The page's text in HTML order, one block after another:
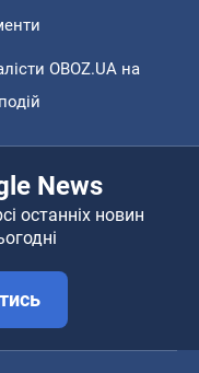
OBOZ.UA на
News
останніх новин